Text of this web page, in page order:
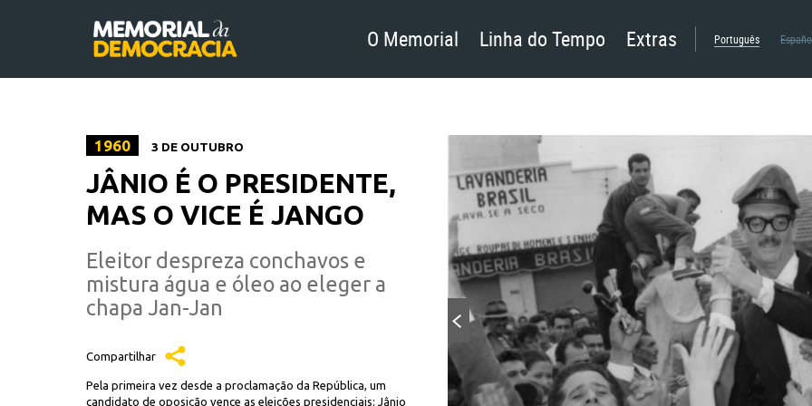
O Memorial Linha do Tempo Extras Português
1960 3 DE OUTUBRO
JÂNIO É O PRESIDENTE,
MAS O VICE É JANGO
Eleitor despreza conchavos e
mistura água e óleo ao eleger a
chapa Jan-Jan
Compartilhar
Pela primeira vez desde a proclamação da República, um
candidato de oposição vence as eleições presidenciais: Jânio